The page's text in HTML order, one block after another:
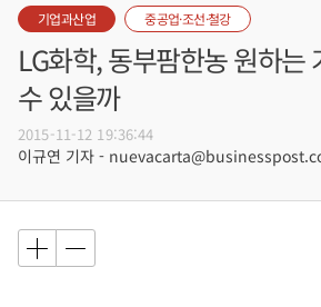
기업과산업 중공업·조선·철강
LG화학, 동부팜한농 원하는
수 있을까
2015-11-12 19:36:44
이규연 기자 -